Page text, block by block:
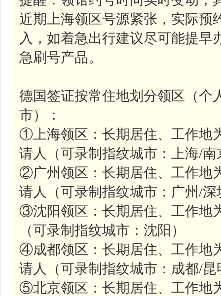
近期上海领区号源紧张，实际预
入，如着急出行建议尽可能提
急刷号产品。
德国签证按常住地划分领区（个
市）：
①上海领区：长期居住、工作地
请人（可录制指纹城市：上海/南
②广州领区：长期居住、工作地
请人（可录制指纹城市：广州/深
③沈阳领区：长期居住、工作地
（可录制指纹城市：沈阳）
④成都领区：长期居住、工作地
请人（可录制指纹城市：成都/昆
⑤北京领区：长期居住、工作地